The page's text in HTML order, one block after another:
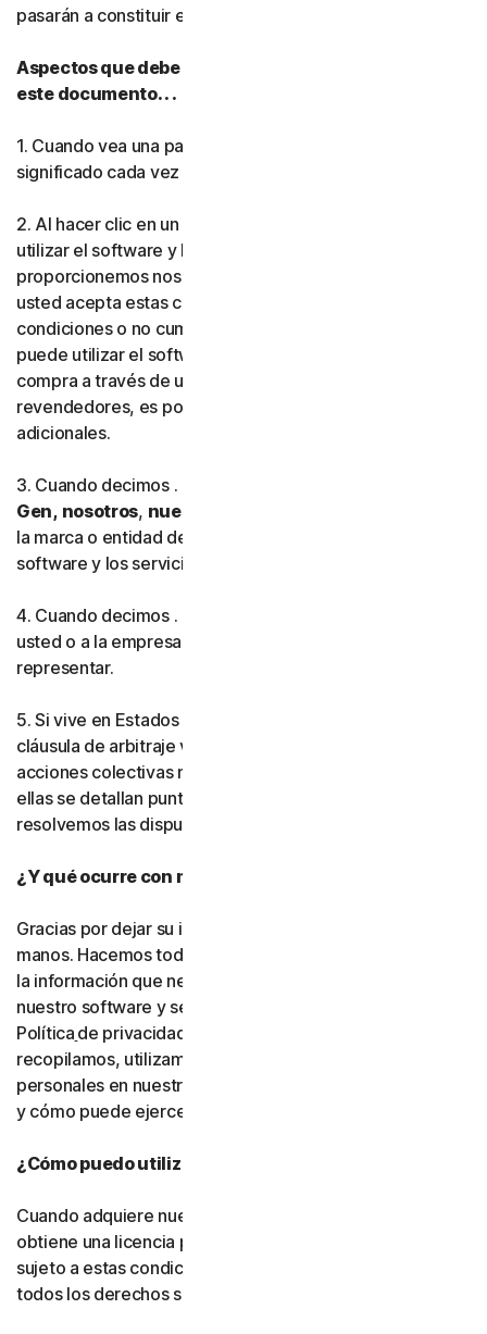
pasarán a constituir el
Aspectos que debe tener en cuenta mientras lee
este documento. . .
1. Cuando vea una palabra en
significado cada vez que se utilice en este documento.
2. Al hacer clic en un botón de aceptación, instalar o
utilizar el software y los servicios (ya sea que los
proporcionemos nosotros o uno de nuestros socios),
usted acepta estas condiciones. Si no acepta las
condiciones o no cumple las normas que establecen, no
puede utilizar el software ni los servicios. Si realizó la
compra a través de uno de nuestros socios o
revendedores, es posible que se le apliquen condiciones
adicionales.
3. Cuando decimos . .
Gen, nosotros, nuestro
la marca o entidad de Gen Digital que proporciona el
software y los servicios en su región.
4. Cuando decimos . .
usted o a la empresa o entidad que está autorizado a
representar.
5. Si vive en Estados Unidos, asegúrese de leer nuestra
cláusula de arbitraje vinculante y la renuncia a las
acciones colectivas más adelante en este acuerdo. En
ellas se detallan puntos muy importantes sobre cómo
resolvemos las disputas.
¿Y qué ocurre con mi privacidad?
Gracias por dejar su información personal en nuestras
manos. Hacemos todo lo posible por utilizar únicamente
la información que necesitamos para proporcionarle
nuestro software y servicios. Le rogamos que lea nuestra
Política de privacidad, ya que explica cómo y por qué
recopilamos, utilizamos y compartimos sus datos
personales en nuestros sitios web, productos y servicios,
y cómo puede ejercer sus derechos sobre sus datos.
¿Cómo puedo utilizar el software y los servicios?
Cuando adquiere nuestro software y servicios, solo
obtiene una licencia para utilizarlos con un fin limitado y
sujeto a estas condiciones. Seguimos siendo titulares de
todos los derechos sobre el software y los servicios.